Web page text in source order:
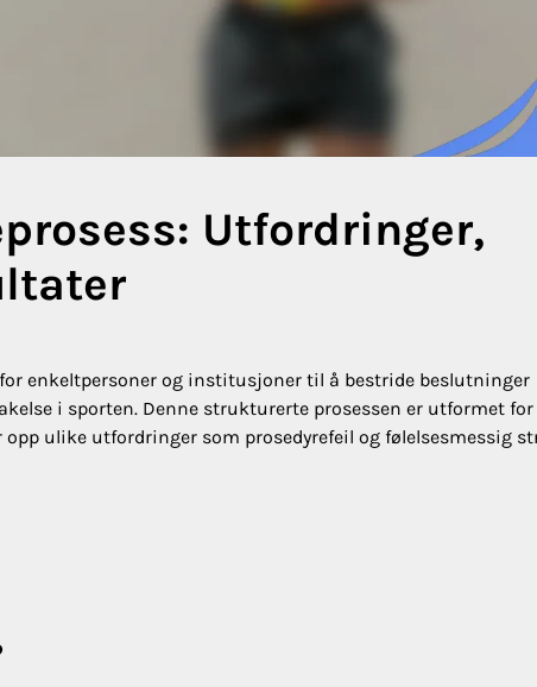
Utfordringer,
enkeltpersoner og institusjoner til å bestride beslutninger
i sporten. Denne strukturerte prosessen er utformet for
ulike utfordringer som prosedyrefeil og følelsesmessig